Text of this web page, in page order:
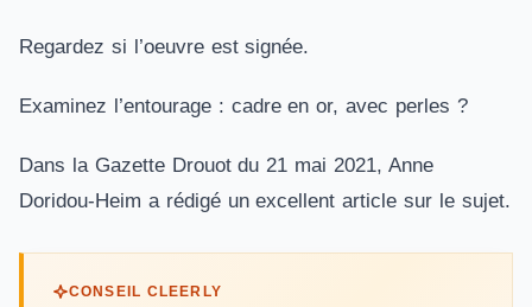
Regardez si l’oeuvre est signée.
Examinez l’entourage : cadre en or, avec perles ?
Dans la Gazette Drouot du 21 mai 2021, Anne
Doridou-Heim a rédigé un excellent article sur le sujet.
CONSEIL CLEERLY